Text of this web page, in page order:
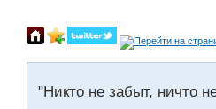
"Никто не забыт, ничто